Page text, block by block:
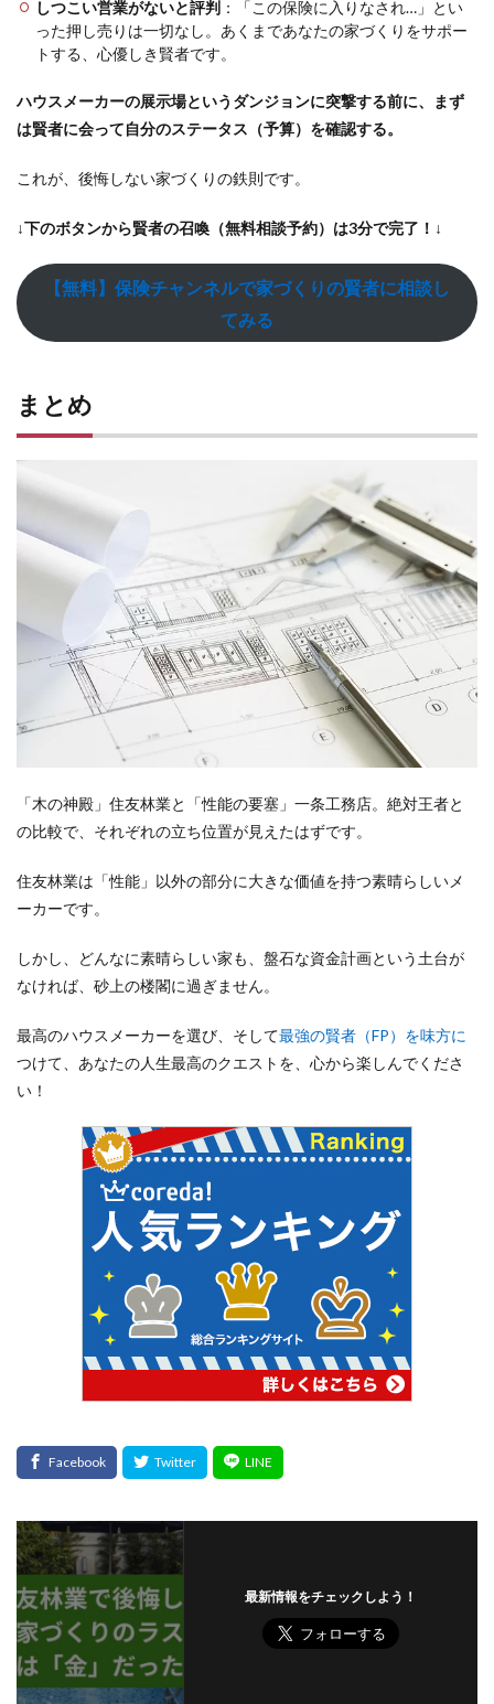
しつこい営業がないと評判 ：「この保険に入りなされ…」とい
った押し売りは一切なし。あくまであなたの家づくりをサポー
トする、心優しき賢者です。
ハウスメーカーの展示場というダンジョンに突撃する前に、まず
は賢者に会って自分のステータス（予算）を確認する。
これが、後悔しない家づくりの鉄則です。
↓下のボタンから賢者の召喚（無料相談予約）は3分で完了！↓
【無料】保険チャンネルで家づくりの賢者に相談し
てみる
まとめ
「木の神殿」住友林業と「性能の要塞」一条工務店。絶対王者と
の比較で、それぞれの立ち位置が見えたはずです。
住友林業は「性能」以外の部分に大きな価値を持つ素晴らしいメ
ーカーです。
しかし、どんなに素晴らしい家も、盤石な資金計画という土台が
なければ、砂上の楼閣に過ぎません。
最高のハウスメーカーを選び、そして最強の賢者（FP）を味方に
つけて、あなたの人生最高のクエストを、心から楽しんでくださ
い！
最新情報をチェックしよう！